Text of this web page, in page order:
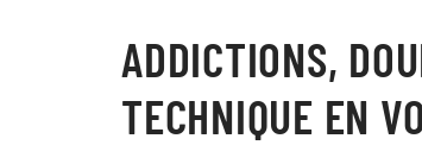
ADDICTIONS,
TECHNIQUE EN